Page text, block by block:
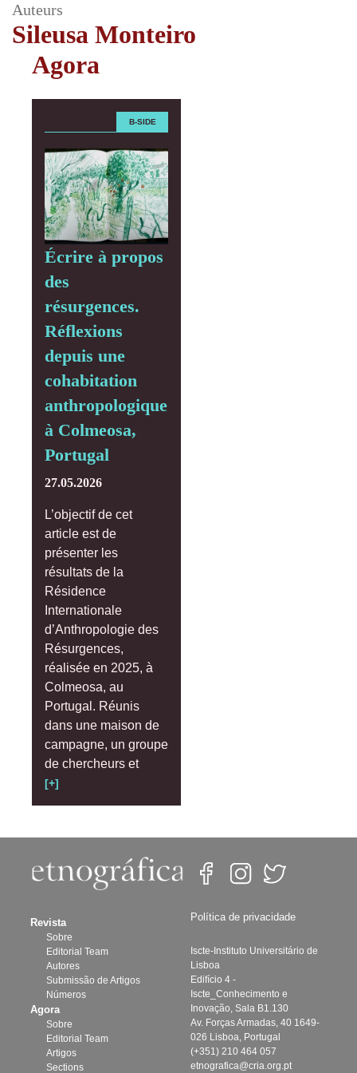
Auteurs
Sileusa Monteiro
Agora
B-SIDE
Écrire à propos
des
résurgences.
Réflexions
depuis une
cohabitation
anthropologique
à Colmeosa,
Portugal
27.05.2026
L’objectif de cet
article est de
présenter les
résultats de la
Résidence
Internationale
d’Anthropologie des
Résurgences,
réalisée en 2025, à
Colmeosa, au
Portugal. Réunis
dans une maison de
campagne, un groupe
de chercheurs et
[+]
Revista
Sobre
Editorial Team
Autores
Submissão de Artigos
Números
Agora
Sobre
Editorial Team
Artigos
Sections
Política de privacidade
Iscte-Instituto Universitário de
Lisboa
Edifício 4 -
Iscte_Conhecimento e
Inovação, Sala B1.130
Av. Forças Armadas, 40 1649-
026 Lisboa, Portugal
(+351) 210 464 057
etnografica@cria.org.pt